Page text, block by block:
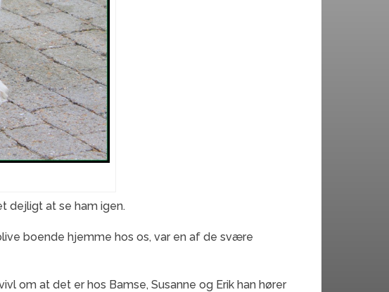
dejligt at se ham igen.
boende hjemme hos os, var en af de svære
om at det er hos Bamse, Susanne og Erik han hører